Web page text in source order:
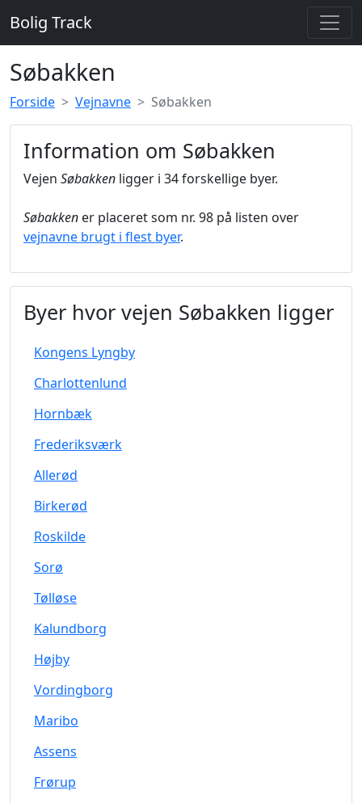
Bolig Track
Søbakken
Forside Vejnavne Søbakken
Information om Søbakken
Vejen Søbakken ligger i 34 forskellige byer.
Søbakken er placeret som nr. 98 på listen over
vejnavne brugt i flest byer.
Byer hvor vejen Søbakken ligger
Kongens Lyngby
Charlottenlund
Hornbæk
Frederiksværk
Allerød
Birkerød
Roskilde
Sorø
Tølløse
Kalundborg
Højby
Vordingborg
Maribo
Assens
Frørup